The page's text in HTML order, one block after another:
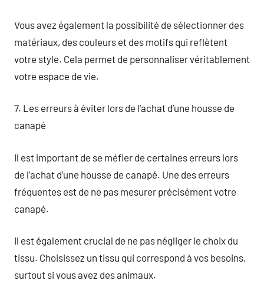
Vous avez également la possibilité de sélectionner des
matériaux, des couleurs et des motifs qui reflètent
votre style. Cela permet de personnaliser véritablement
votre espace de vie.
7. Les erreurs à éviter lors de l’achat d’une housse de
canapé
Il est important de se méfier de certaines erreurs lors
de l’achat d’une housse de canapé. Une des erreurs
fréquentes est de ne pas mesurer précisément votre
canapé.
Il est également crucial de ne pas négliger le choix du
tissu. Choisissez un tissu qui correspond à vos besoins,
surtout si vous avez des animaux.